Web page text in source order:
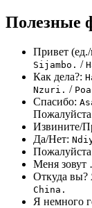
Полезные
Привет
Sijambo. /
Как дела?:
Nzuri. /
Спасибо:
Извините/
Да/Нет:
Пожалуйста
Меня
Откуда вы?
China.
Я немного